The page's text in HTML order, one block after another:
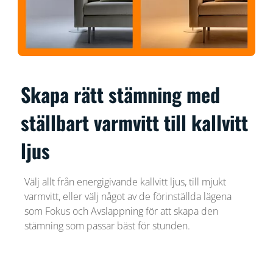
Skapa rätt stämning med
ställbart varmvitt till kallvitt
ljus
Välj allt från energigivande kallvitt ljus, till mjukt
varmvitt, eller välj något av de förinställda lägena
som Fokus och Avslappning för att skapa den
stämning som passar bäst för stunden.